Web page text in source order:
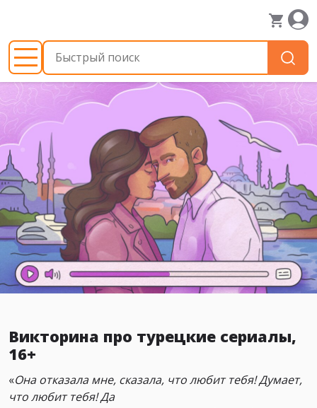
Викторина про турецкие сериалы,
16+
«Она отказала мне, сказала, что любит тебя! Думает,
что любит тебя! Да